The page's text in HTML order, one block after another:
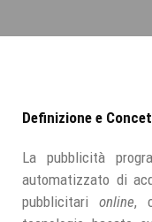
Definizione e
La pubblicità
automatizzato di
pubblicitari online,